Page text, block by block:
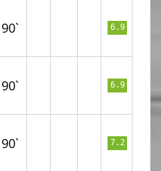
90` 6.9
90` 6.9
90` 7.2